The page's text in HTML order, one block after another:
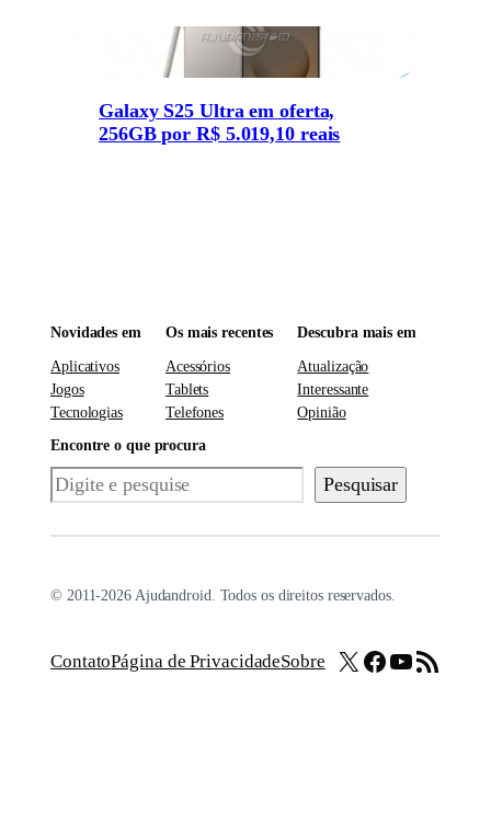
Galaxy S25 Ultra em oferta,
256GB por R$ 5.019,10 reais
Novidades em
Aplicativos
Jogos
Tecnologias
Os mais recentes
Acessórios
Tablets
Telefones
Descubra mais em
Atualização
Interessante
Opinião
Encontre o que procura
Pesquisar Pesquisar
© 2011-2026 Ajudandroid. Todos os direitos reservados.
ContatoPágina de PrivacidadeSobre X Facebook
Youtube
Feed RSS